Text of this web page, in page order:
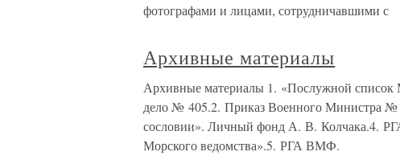
фотографами и лицами, сотрудничавшими с
Архивные материалы
Архивные материалы 1. «Послужной
дело № 405.2. Приказ Военного Министра
сословии». Личный фонд А. В. Колчака.4.
Морского ведомства».5. РГА ВМФ.